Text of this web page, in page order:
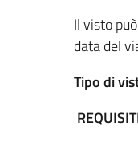
Il visto
data del
Tipo di